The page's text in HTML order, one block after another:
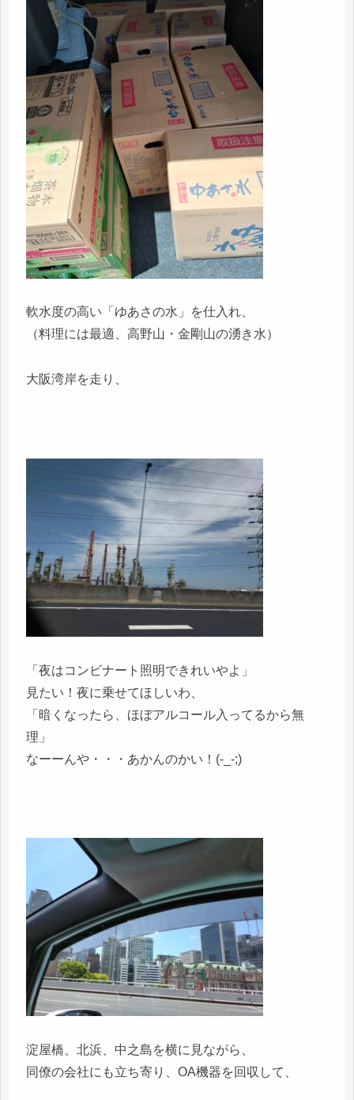
軟水度の高い「ゆあさの水」を仕入れ、
（料理には最適、高野山・金剛山の湧き水）
大阪湾岸を走り、
「夜はコンビナート照明できれいやよ」
見たい！夜に乗せてほしいわ、
「暗くなったら、ほぼアルコール入ってるから無
理」
なーーんや・・・あかんのかい！(-_-;)
淀屋橋、北浜、中之島を横に見ながら、
同僚の会社にも立ち寄り、OA機器を回収して、